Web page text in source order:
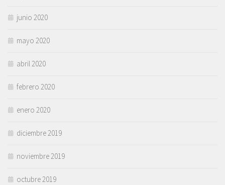
junio 2020
mayo 2020
abril 2020
febrero 2020
enero 2020
diciembre 2019
noviembre 2019
octubre 2019